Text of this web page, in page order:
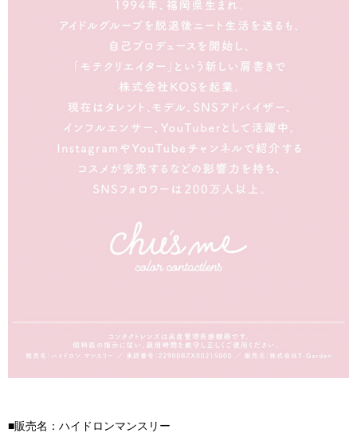
■販売名：ハイドロンマンスリー